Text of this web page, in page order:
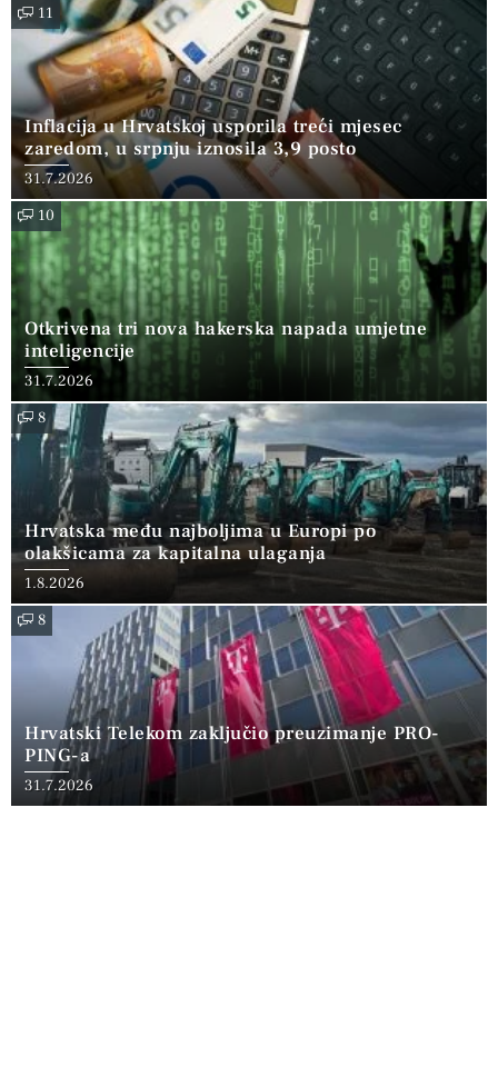
11
Inflacija u Hrvatskoj usporila treći mjesec
zaredom, u srpnju iznosila 3,9 posto
31.7.2026
10
Otkrivena tri nova hakerska napada umjetne
inteligencije
31.7.2026
8
Hrvatska među najboljima u Europi po
olakšicama za kapitalna ulaganja
1.8.2026
8
Hrvatski Telekom zaključio preuzimanje PRO-
PING-a
31.7.2026